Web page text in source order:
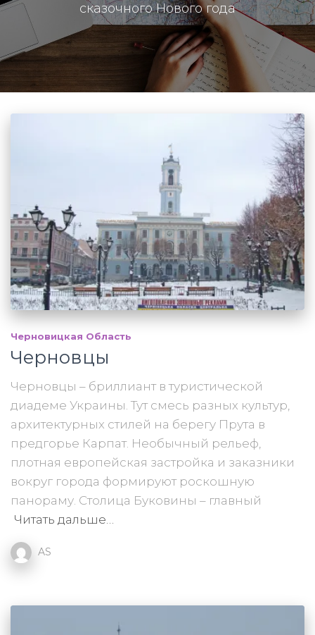
сказочного Нового года
Черновицкая Область
Черновцы
Черновцы – бриллиант в туристической
диадеме Украины. Тут смесь разных культур,
архитектурных стилей на берегу Прута в
предгорье Карпат. Необычный рельеф,
плотная европейская застройка и заказники
вокруг города формируют роскошную
панораму. Столица Буковины – главный
Читать дальше…
AS